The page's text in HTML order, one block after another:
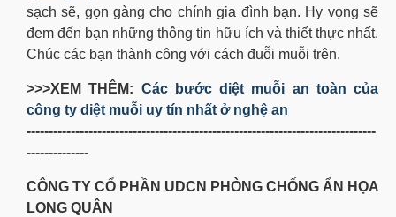
sạch sẽ, gọn gàng cho chính gia đình bạn. Hy vọng sẽ
đem đến bạn những thông tin hữu ích và thiết thực nhất.
Chúc các bạn thành công với cách đuỗi muỗi trên.
>>>XEM THÊM: Các bước diệt muỗi an toàn của
công ty diệt muỗi uy tín nhất ở nghệ an
-------------------------------------------------------------------------------
--------------
CÔNG TY CỔ PHẦN UDCN PHÒNG CHỐNG ẨN HỌA
LONG QUÂN